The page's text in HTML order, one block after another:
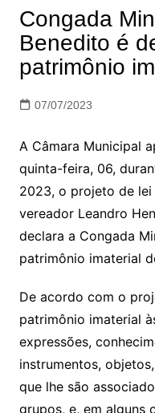
Congada
Benedito é
patrimônio
07/07/2023
A Câmara Municipal
quinta-feira, 06,
2023, o projeto de
vereador Leandro
declara a Congada
patrimônio imaterial
De acordo com o
patrimônio imaterial
expressões,
instrumentos,
que lhe são
grupos, e, em alguns